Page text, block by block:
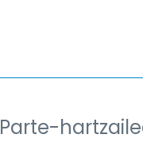
Parte-